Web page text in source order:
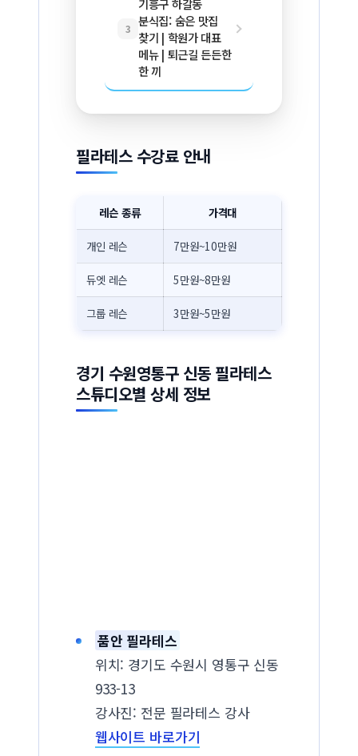
3 분식집: 숨은 맛집
찾기 | 학원가 대표
메뉴 | 퇴근길 든든한
한 끼
필라테스 수강료 안내
레슨 종류 가격대
개인 레슨 7만원~10만원
듀엣 레슨 5만원~8만원
그룹 레슨 3만원~5만원
경기 수원영통구 신동 필라테스
스튜디오별 상세 정보
품안 필라테스
위치: 경기도 수원시 영통구 신동
933-13
강사진: 전문 필라테스 강사
웹사이트 바로가기